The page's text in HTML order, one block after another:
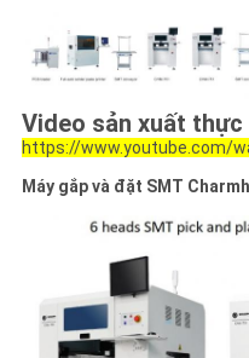
Video sản xuất thực
https://www.youtube.com/
Máy gắp và đặt SMT